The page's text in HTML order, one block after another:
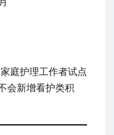
庭护理工作者试点
会新增看护类积